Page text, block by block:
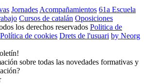
Jornades Acompañamientos 61a Escuela
Cursos de catalán Oposiciones
los derechos reservados Politica de
Política de cookies Drets de l'usuari by Neorg
sobre todas las novedades formativas y